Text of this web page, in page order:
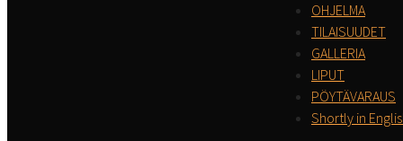
OHJELMA
TILAISUUDET
GALLERIA
LIPUT
PÖYTÄVARAUS
Shortly in